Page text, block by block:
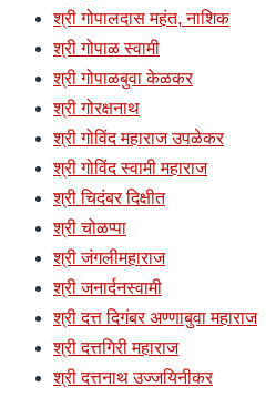
श्री गोपालदास महंत, नाशिक
श्री गोपाळ स्वामी
श्री गोपाळबुवा केळकर
श्री गोरक्षनाथ
श्री गोविंद महाराज उपळेकर
श्री गोविंद स्वामी महाराज
श्री चिदंबर दिक्षीत
श्री चोळप्पा
श्री जंगलीमहाराज
श्री जनार्दनस्वामी
श्री दत्त दिगंबर अण्णाबुवा महाराज
श्री दत्तगिरी महाराज
श्री दत्तनाथ उज्जयिनीकर